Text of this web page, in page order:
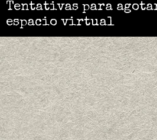
Tentativas para
espacio virtual